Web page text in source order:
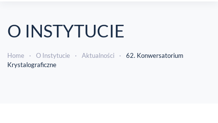
O INSTYTUCIE
Home O Instytucie Aktualności
62. Konwersatorium
Krystalograficzne